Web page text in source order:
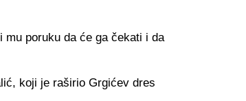
poruku da će ga čekati i da
koji je raširio Grgićev dres